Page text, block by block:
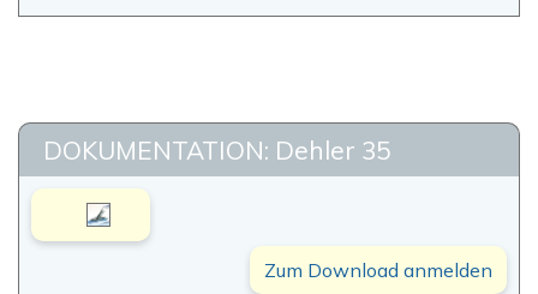
DOKUMENTATION: Dehler 35
Zum Download anmelden